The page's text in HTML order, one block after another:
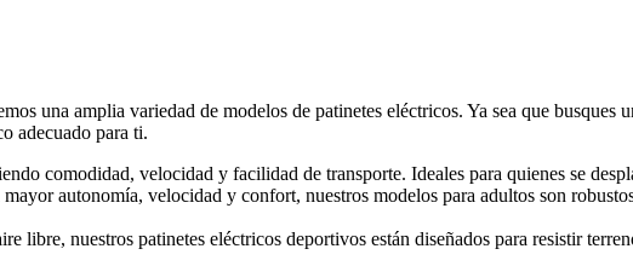
una amplia variedad de modelos de patinetes eléctricos. Ya sea que busques
adecuado para ti.
comodidad, velocidad y facilidad de transporte. Ideales para quienes se
autonomía, velocidad y confort, nuestros modelos para adultos son
libre, nuestros patinetes eléctricos deportivos están diseñados para resistir